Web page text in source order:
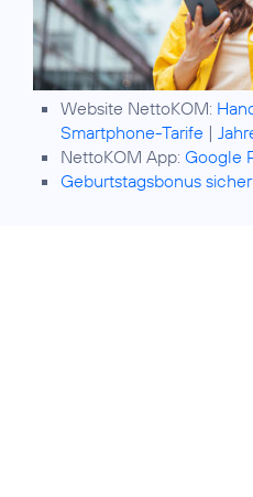
Website NettoKOM:
Smartphone-Tarife |
NettoKOM App: Google
Geburtstagsbonus